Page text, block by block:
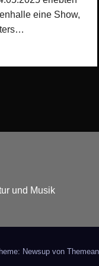
eine Show,
und Musik
Newsup von